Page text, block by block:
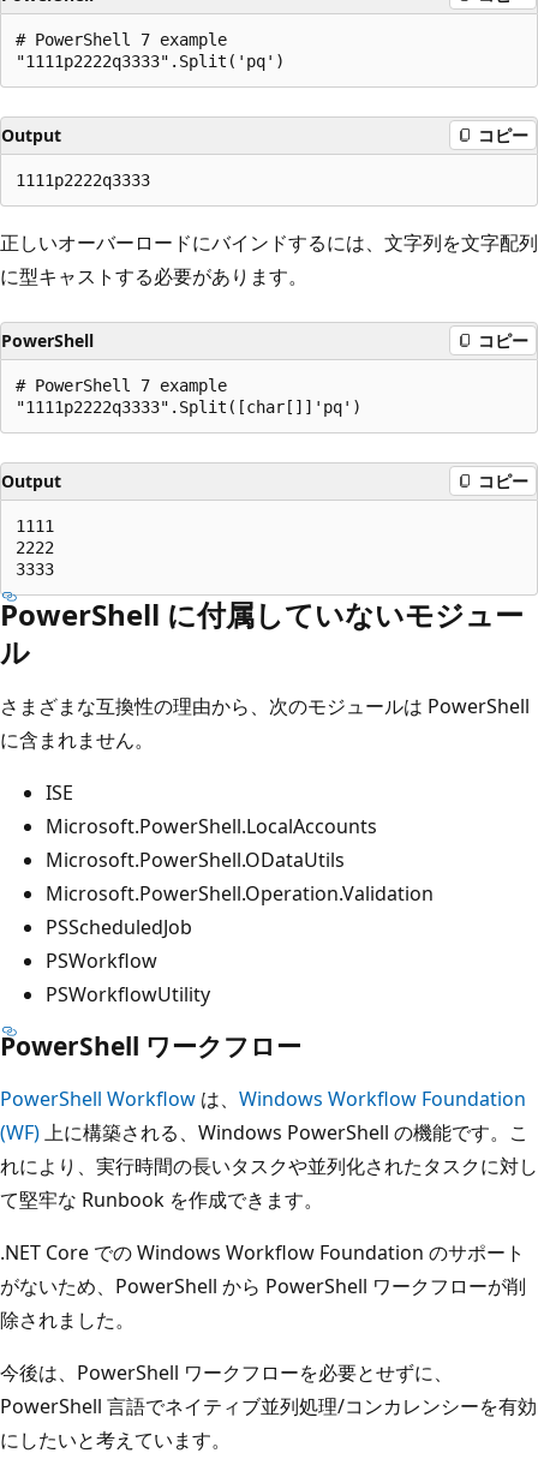
# PowerShell 7 example
Output コピー
正しいオーバーロードにバインドするには、文字列を文字配列
に型キャストする必要があります。
PowerShell コピー
# PowerShell 7 example
Output コピー
1111
2222
PowerShell に付属していないモジュー
ル
さまざまな互換性の理由から、次のモジュールは PowerShell
に含まれません。
ISE
Microsoft.PowerShell.LocalAccounts
Microsoft.PowerShell.ODataUtils
Microsoft.PowerShell.Operation.Validation
PSScheduledJob
PSWorkflow
PSWorkflowUtility
PowerShell ワークフロー
PowerShell Workflow は、 Windows Workflow Foundation
(WF)上に構築される、Windows PowerShell の機能です。こ
れにより、実行時間の長いタスクや並列化されたタスクに対し
て堅牢な Runbook を作成できます。
.NET Core での Windows Workflow Foundation のサポート
がないため、PowerShell から PowerShell ワークフローが削
除されました。
今後は、PowerShell ワークフローを必要とせずに、
PowerShell 言語でネイティブ並列処理/コンカレンシーを有効
にしたいと考えています。